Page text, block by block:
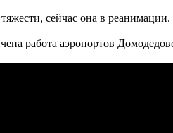
сейчас она в реанимации.
работа аэропортов